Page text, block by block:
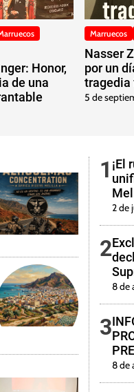
Honor,
de una
Marruecos
Nasser
por un
5 de
1 ¡El
del
2 de
2
8 de
3
EE.
8 de